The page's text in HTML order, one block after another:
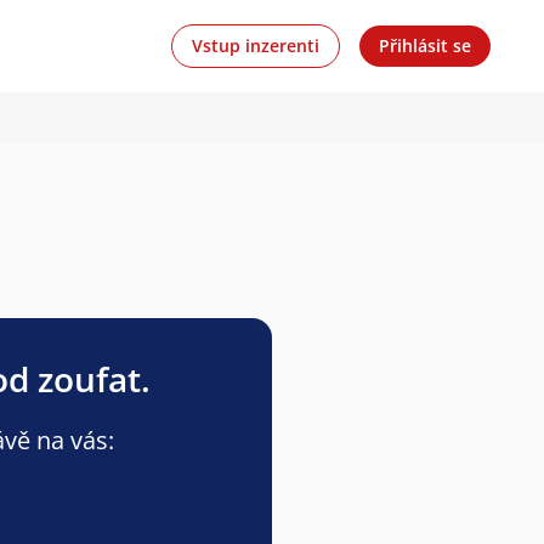
Vstup inzerenti Přihlásit se
zoufat.
na vás: